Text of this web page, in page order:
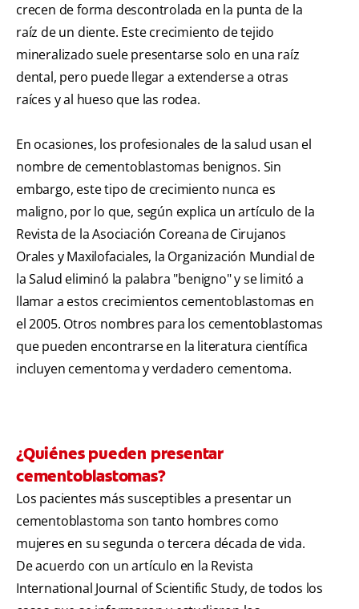
crecen de forma descontrolada en la punta de la
raíz de un diente. Este crecimiento de tejido
mineralizado suele presentarse solo en una raíz
dental, pero puede llegar a extenderse a otras
raíces y al hueso que las rodea.
En ocasiones, los profesionales de la salud usan el
nombre de cementoblastomas benignos. Sin
embargo, este tipo de crecimiento nunca es
maligno, por lo que, según explica un artículo de la
Revista de la Asociación Coreana de Cirujanos
Orales y Maxilofaciales, la Organización Mundial de
la Salud eliminó la palabra "benigno" y se limitó a
llamar a estos crecimientos cementoblastomas en
el 2005. Otros nombres para los cementoblastomas
que pueden encontrarse en la literatura científica
incluyen cementoma y verdadero cementoma.
¿Quiénes pueden presentar
cementoblastomas?
Los pacientes más susceptibles a presentar un
cementoblastoma son tanto hombres como
mujeres en su segunda o tercera década de vida.
De acuerdo con un artículo en la Revista
International Journal of Scientific Study, de todos los